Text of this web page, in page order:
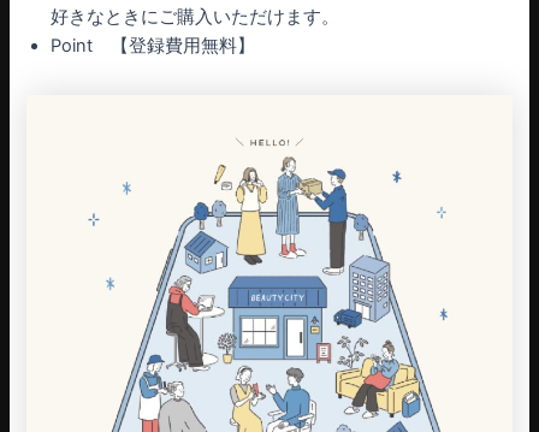
好きなときにご購入いただけます。
Point 【登録費用無料】